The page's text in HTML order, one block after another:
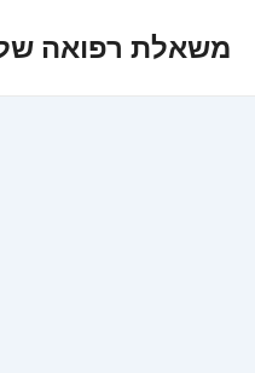
לתוכןמשאלת רפואה